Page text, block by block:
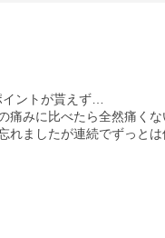
ントが貰えず…
痛みに比べたら全然痛く
れましたが連続でずっと